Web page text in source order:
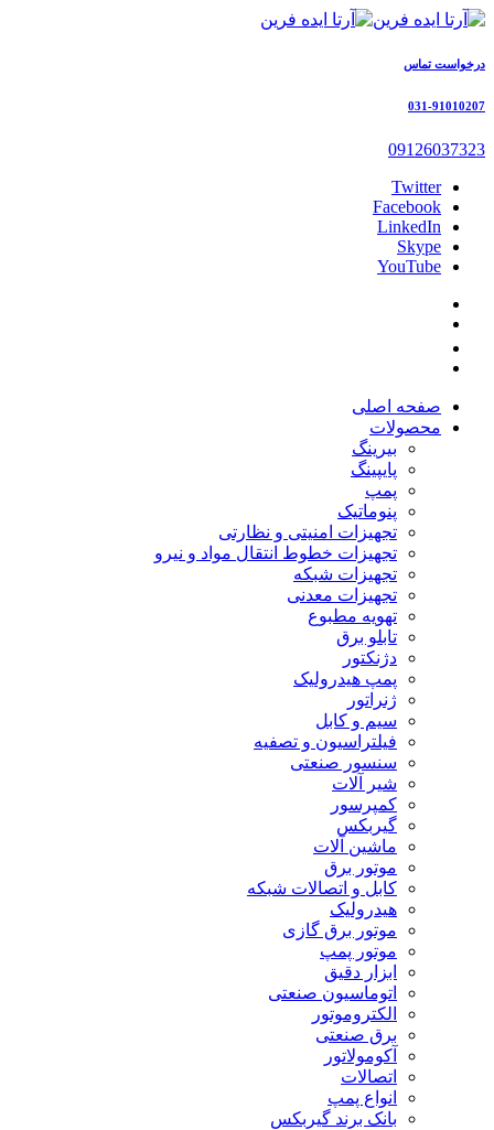
درخواست تماس
031-91010207
09126037323
Twitter
Facebook
LinkedIn
Skype
YouTube
صفحه اصلی
محصولات
بیرینگ
پایپینگ
پمپ
پنوماتیک
تجهیزات امنیتی و نظارتی
تجهیزات خطوط انتقال مواد و نیرو
تجهیزات شبکه
تجهیزات معدنی
تهویه مطبوع
تابلو برق
دژنکتور
پمپ هیدرولیک
ژنراتور
سیم و کابل
فیلتراسیون و تصفیه
سنسور صنعتی
شیر آلات
کمپرسور
گیربکس
ماشین آلات
موتور برق
کابل و اتصالات شبکه
هیدرولیک
موتور برق گازی
موتور پمپ
ابزار دقیق
اتوماسیون صنعتی
الکتروموتور
برق صنعتی
آکومولاتور
اتصالات
انواع پمپ
بانک برند گیربکس